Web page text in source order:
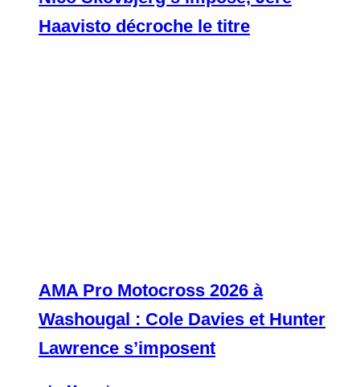
Haavisto décroche le titre
AMA Pro Motocross 2026 à
Washougal : Cole Davies et Hunter
Lawrence s’imposent